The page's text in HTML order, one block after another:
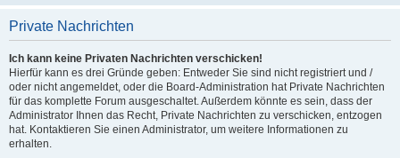
Private Nachrichten
Ich kann keine Privaten Nachrichten verschicken!
Hierfür kann es drei Gründe geben: Entweder Sie sind nicht registriert und /
oder nicht angemeldet, oder die Board-Administration hat Private Nachrichten
für das komplette Forum ausgeschaltet. Außerdem könnte es sein, dass der
Administrator Ihnen das Recht, Private Nachrichten zu verschicken, entzogen
hat. Kontaktieren Sie einen Administrator, um weitere Informationen zu
erhalten.